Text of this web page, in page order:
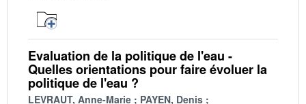
Evaluation de la politique de l'eau -
Quelles orientations pour faire évoluer la
politique de l'eau ?
LEVRAUT, Anne-Marie
PAYEN, Denis